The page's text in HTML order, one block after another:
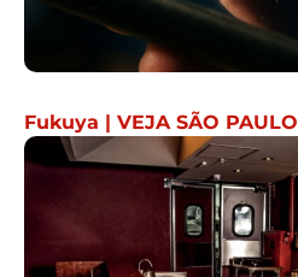
Fukuya | VEJA SÃO PAULO